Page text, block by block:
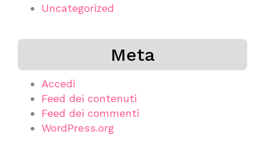
Uncategorized
Meta
Accedi
Feed dei contenuti
Feed dei commenti
WordPress.org